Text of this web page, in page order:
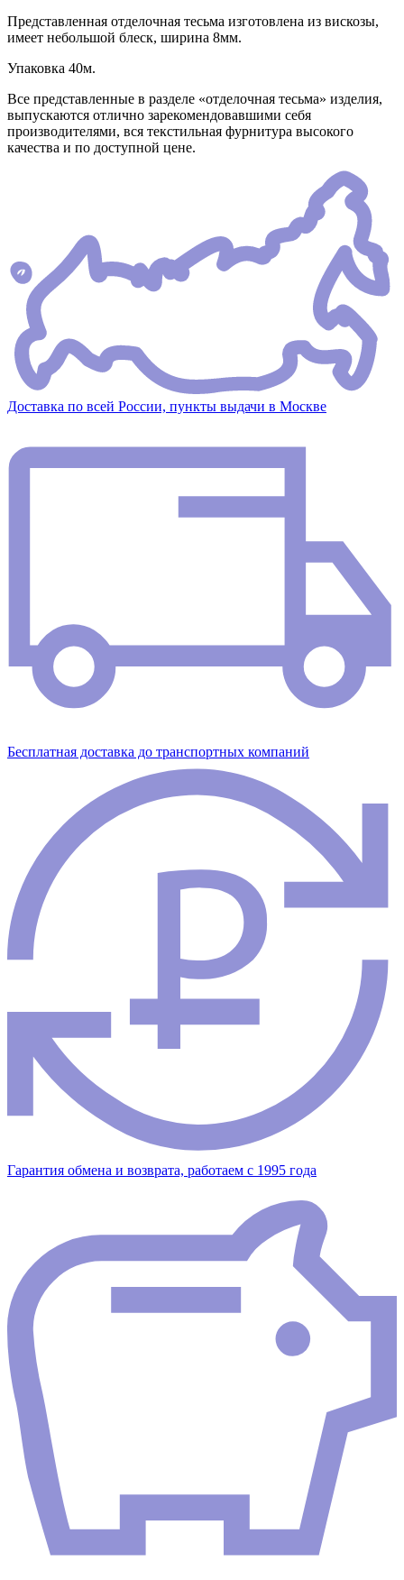
Представленная отделочная тесьма изготовлена из вискозы,
имеет небольшой блеск, ширина 8мм.
Упаковка 40м.
Все представленные в разделе «отделочная тесьма» изделия,
выпускаются отлично зарекомендовавшими себя
производителями, вся текстильная фурнитура высокого
качества и по доступной цене.
Доставка по всей России, пункты выдачи в Москве
Бесплатная доставка до транспортных компаний
Гарантия обмена и возврата, работаем с 1995 года